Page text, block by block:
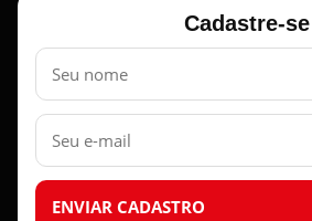
Cadastre-se
Nome
E-
mail
ENVIAR CADASTRO